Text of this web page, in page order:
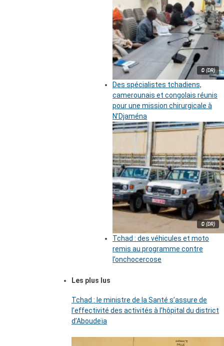
© (DR)
Des spécialistes tchadiens,
camerounais et congolais réunis
pour une mission chirurgicale à
N’Djaména
© (DR)
Tchad : des véhicules et moto
remis au programme contre
l’onchocercose
Les plus lus
Tchad : le ministre de la Santé s’assure de
l’effectivité des activités à l’hôpital du district
d’Aboudeïa